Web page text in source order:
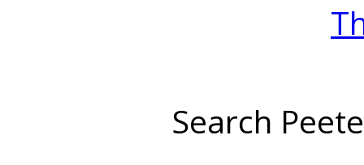
Search